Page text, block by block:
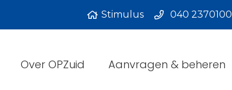
Stimulus 040 2370100
Over OPZuid Aanvragen & beheren